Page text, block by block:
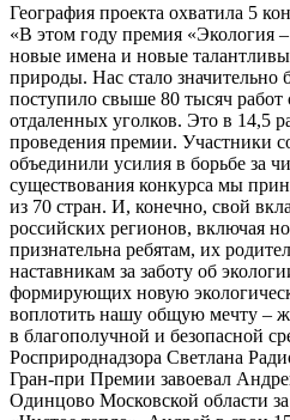
География проекта охватила 5
«В этом году премия «Экология
новые имена и новые
природы. Нас стало значительно
поступило свыше 80 тысяч работ
отдаленных уголков. Это в 14,5
проведения премии. Участники
объединили усилия в борьбе за
существования конкурса мы
из 70 стран. И, конечно, свой
российских регионов, включая
признательна ребятам, их
наставникам за заботу об
формирующих новую
воплотить нашу общую мечту –
в благополучной и безопасной
Росприроднадзора Светлана
Гран-при Премии завоевал
Одинцово Московской области